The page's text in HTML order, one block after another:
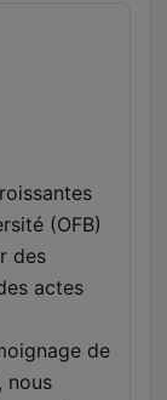
(OFB)
des
actes
de
nous